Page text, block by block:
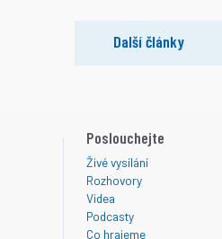
Další články
Poslouchejte
Živé vysílání
Rozhovory
Videa
Podcasty
Co hrajeme